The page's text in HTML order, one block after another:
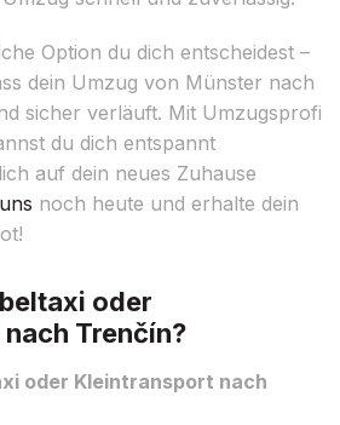
Option du dich entscheidest –
dein Umzug von Münster nach
sicher verläuft. Mit Umzugsprofi
du dich entspannt
auf dein neues Zuhause
noch heute und erhalte dein
oder
Trenčín?
oder Kleintransport nach